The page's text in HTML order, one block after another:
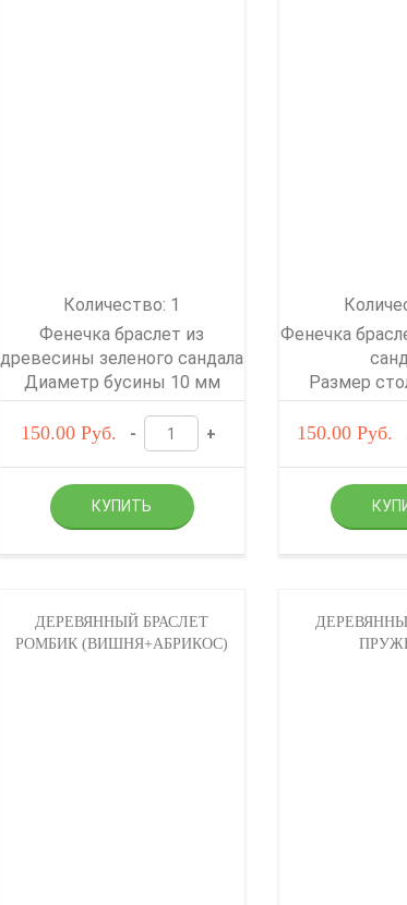
Количество: 1
Фенечка браслет из
древесины зеленого сандала
Диаметр бусины 10 мм
150.00 Руб. - +
Фенечка
Размер
150.00 Руб.
ДЕРЕВЯННЫЙ БРАСЛЕТ
РОМБИК (ВИШНЯ+АБРИКОС)